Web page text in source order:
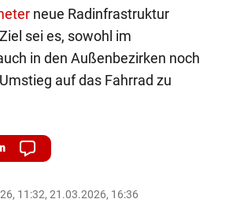
neue Radinfrastruktur
sei es, sowohl im
in den Außenbezirken noch
auf das Fahrrad zu
11:32, 21.03.2026, 16:36